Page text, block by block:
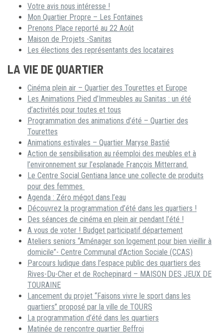
Votre avis nous intéresse !
Mon Quartier Propre – Les Fontaines
Prenons Place reporté au 22 Août
Maison de Projets -Sanitas
Les élections des représentants des locataires
LA VIE DE QUARTIER
Cinéma plein air – Quartier des Tourettes et Europe
Les Animations Pied d’Immeubles au Sanitas : un été
d’activités pour toutes et tous
Programmation des animations d’été – Quartier des
Tourettes
Animations estivales – Quartier Maryse Bastié
Action de sensibilisation au réemploi des meubles et à
l’environnement sur l’esplanade François Mitterrand.
Le Centre Social Gentiana lance une collecte de produits
pour des femmes
Agenda : Zéro mégot dans l’eau
Découvrez la programmation d’été dans les quartiers !
Des séances de cinéma en plein air pendant l’été !
A vous de voter ! Budget participatif département
Ateliers seniors “Aménager son logement pour bien vieillir à
domicile”- Centre Communal d’Action Sociale (CCAS)
Parcours ludique dans l’espace public des quartiers des
Rives-Du-Cher et de Rochepinard – MAISON DES JEUX DE
TOURAINE
Lancement du projet “Faisons vivre le sport dans les
quartiers” proposé par la ville de TOURS
La programmation d’été dans les quartiers
Matinée de rencontre quartier Beffroi